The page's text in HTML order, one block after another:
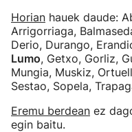
Horian hauek daude:
Arrigorriaga,
Derio, Durango,
Lumo, Getxo, Gorliz,
Mungia, Muskiz,
Sestao, Sopela,
Eremu berdean ez
egin baitu.